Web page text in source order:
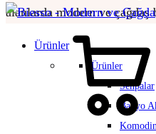
alanlarda modern ve
Ürünler
Ürünler
Sehpalar
Banyo